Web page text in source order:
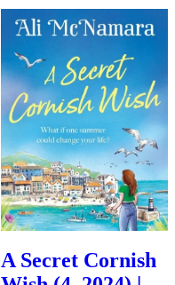
A Secret Cornish